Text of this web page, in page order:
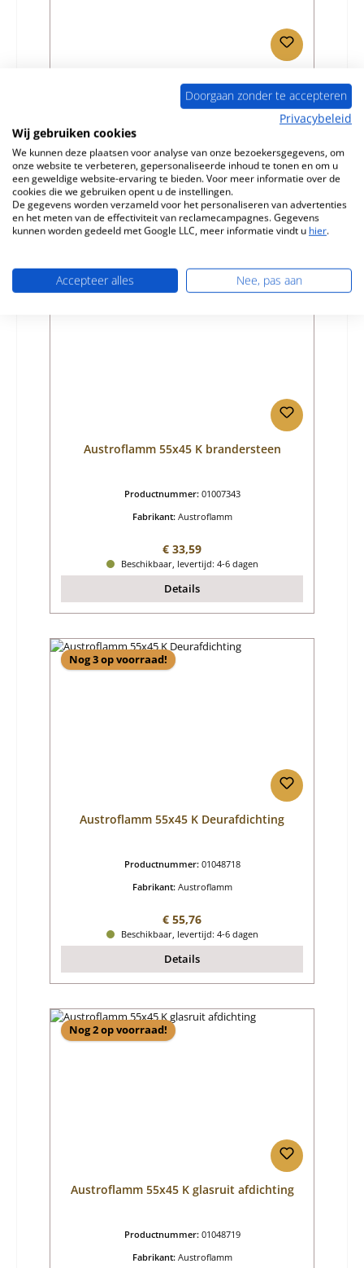
Fabrikant:
Normale prijs:
€ 42,35
Beschikbaar, levertijd: 4-6 dagen
Details
Austroflamm 55x45 K brandersteen
Productnummer: 01007343
Fabrikant: Austroflamm
Normale prijs:
€ 33,59
Beschikbaar, levertijd: 4-6 dagen
Details
Nog 3 op voorraad!
Austroflamm 55x45 K Deurafdichting
Productnummer: 01048718
Fabrikant: Austroflamm
Normale prijs:
€ 55,76
Beschikbaar, levertijd: 4-6 dagen
Details
Nog 2 op voorraad!
Austroflamm 55x45 K glasruit afdichting
Productnummer: 01048719
Fabrikant: Austroflamm
Doorgaan zonder te accepteren
Privacybeleid
Wij gebruiken cookies
We kunnen deze plaatsen voor analyse van onze bezoekersgegevens, om
onze website te verbeteren, gepersonaliseerde inhoud te tonen en om u
een geweldige website-ervaring te bieden. Voor meer informatie over de
cookies die we gebruiken opent u de instellingen.
De gegevens worden verzameld voor het personaliseren van advertenties
en het meten van de effectiviteit van reclamecampagnes. Gegevens
kunnen worden gedeeld met Google LLC, meer informatie vindt u hier.
Accepteer alles Nee, pas aan